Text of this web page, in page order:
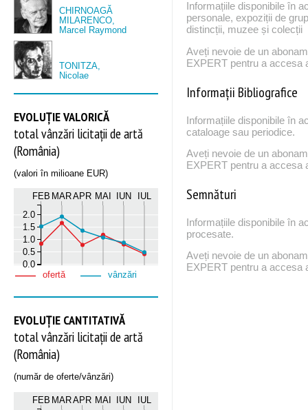
CHIRNOAGĂ
MILARENCO,
Marcel Raymond
TONITZA,
Nicolae
EVOLUȚIE VALORICĂ
total vânzări licitații de artă
(România)
(valori în milioane EUR)
FEB MARAPR MAI IUN IUL
0.0
0.5
1.0
1.5
2.0
ofertă vânzări
EVOLUȚIE CANTITATIVĂ
total vânzări licitații de artă
(România)
(număr de oferte/vânzări)
FEB MARAPR MAI IUN IUL
Informațiile disponibile în
personale, expoziții de
distincții, muzee și colecții
Aveți nevoie de un
EXPERT pentru a accesa
Informații Bibliografice
Informațiile disponibile în
cataloage sau periodice.
Aveți nevoie de un
EXPERT pentru a accesa
Semnături
Informațiile disponibile în
procesate.
Aveți nevoie de un
EXPERT pentru a accesa